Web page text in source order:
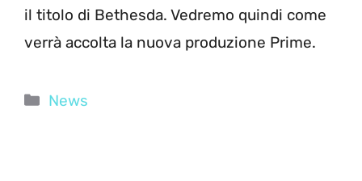
il titolo di Bethesda. Vedremo quindi come
verrà accolta la nuova produzione Prime.
Categorie
News